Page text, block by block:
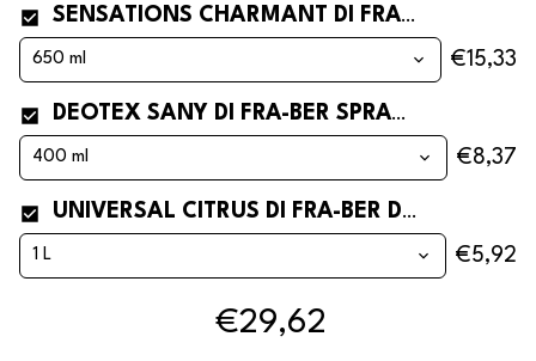
€29,62
SENSATIONS CHARMANT DI FRA-BER PROFUMATORE AUTO E AMBIENTI
€15,33
DEOTEX SANY DI FRA-BER SPRAY DISINFETTANTE MULTIUSO
€8,37
UNIVERSAL CITRUS DI FRA-BER DETERSIVO PER PAVIMENTI PROFUMATISSIMO AGLI AGRUMI
€5,92